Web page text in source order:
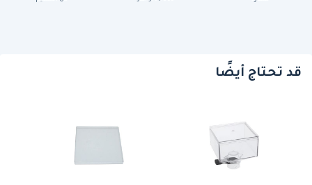
قد تحتاج أيضًا